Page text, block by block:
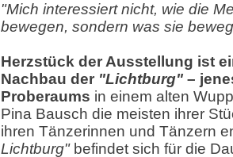
"Mich interessiert nicht, wie die
bewegen, sondern was sie
Herzstück der Ausstellung ist
Nachbau der "Lichtburg" –
Proberaums in einem alten
Pina Bausch die meisten ihrer
ihren Tänzerinnen und Tänzern
Lichtburg"befindet sich für die